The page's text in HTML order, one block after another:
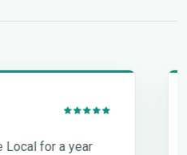
colleague. A